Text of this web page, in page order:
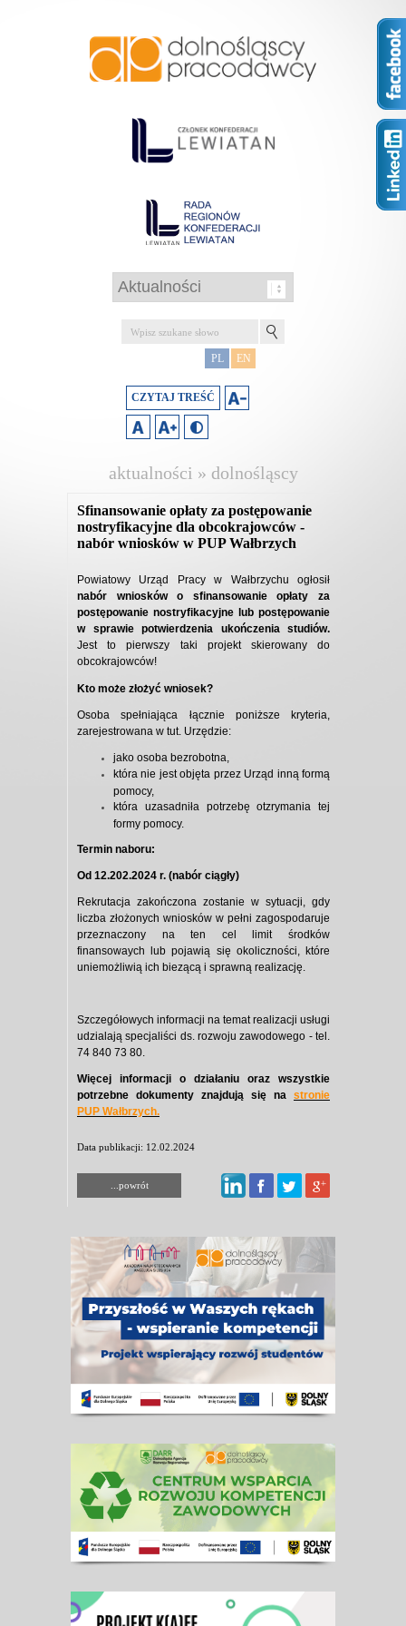
PL EN
CZYTAJ TREŚĆ
aktualności » dolnośląscy
Sfinansowanie opłaty za postępowanie
nostryfikacyjne dla obcokrajowców -
nabór wniosków w PUP Wałbrzych
Powiatowy Urząd Pracy w Wałbrzychu ogłosił
nabór wniosków o sfinansowanie opłaty za
postępowanie nostryfikacyjne lub postępowanie
w sprawie potwierdzenia ukończenia studiów.
Jest to pierwszy taki projekt skierowany do
obcokrajowców!
Kto może złożyć wniosek?
Osoba spełniająca łącznie poniższe kryteria,
zarejestrowana w tut. Urzędzie:
jako osoba bezrobotna,
która nie jest objęta przez Urząd inną formą
pomocy,
która uzasadniła potrzebę otzrymania tej
formy pomocy.
Termin naboru:
Od 12.202.2024 r. (nabór ciągły)
Rekrutacja zakończona zostanie w sytuacji, gdy
liczba złożonych wniosków w pełni zagospodaruje
przeznaczony na ten cel limit środków
finansowaych lub pojawią się okoliczności, które
uniemożliwią ich biezącą i sprawną realizację.
Szczegółowych informacji na temat realizacji usługi
udzialają specjaliści ds. rozwoju zawodowego - tel.
74 840 73 80.
Więcej informacji o działaniu oraz wszystkie
potrzebne dokumenty znajdują się na stronie
PUP Wałbrzych.
Data publikacji: 12.02.2024
...powrót